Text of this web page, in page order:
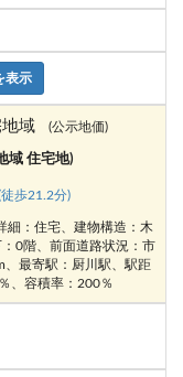
表示
地域 (公示地価)
域 住宅地)
歩21.2分)
細：住宅、建物構造：木
0階、前面道路状況：市
最寄駅：厨川駅、駅距
、容積率：200％